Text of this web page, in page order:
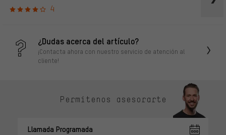
4
¿Dudas acerca del artículo?
¡Contacta ahora con nuestro servicio de atención al
cliente!
Permítenos asesorarte
Llamada Programada